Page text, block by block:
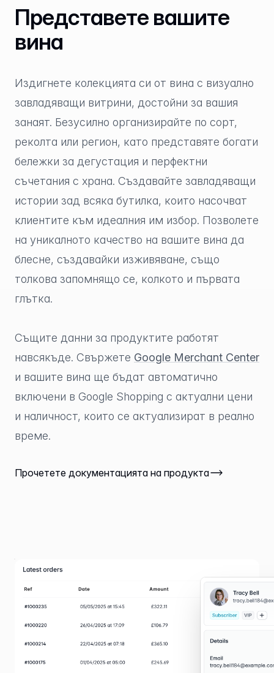
Представете вашите
вина
Издигнете колекцията си от вина с визуално
завладяващи витрини, достойни за вашия
занаят. Безусилно организирайте по сорт,
реколта или регион, като представяте богати
бележки за дегустация и перфектни
съчетания с храна. Създавайте завладяващи
истории зад всяка бутилка, които насочват
клиентите към идеалния им избор. Позволете
на уникалното качество на вашите вина да
блесне, създавайки изживяване, също
толкова запомнящо се, колкото и първата
глътка.
Същите данни за продуктите работят
навсякъде. Свържете Google Merchant Center
и вашите вина ще бъдат автоматично
включени в Google Shopping с актуални цени
и наличност, които се актуализират в реално
време.
Прочетете документацията на продукта